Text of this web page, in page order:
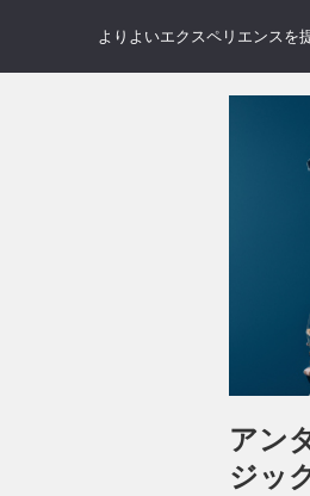
アン
ジッ
よりよいエクスペリエンスを